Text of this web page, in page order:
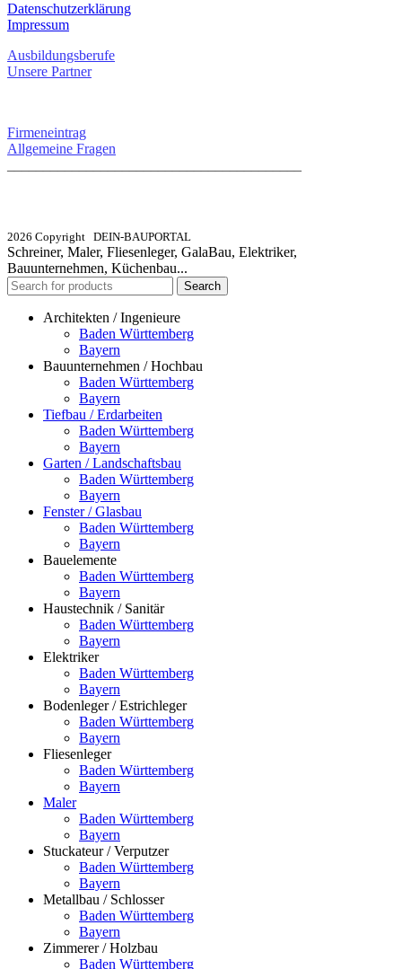
Datenschutzerklärung
Impressum
Ausbildungsberufe
Unsere Partner
Firmeneintrag
Allgemeine Fragen
2026 Copyright DEIN-BAUPORTAL
Schreiner, Maler, Fliesenleger, GalaBau, Elektriker,
Bauunternehmen, Küchenbau...
Search
Architekten / Ingenieure
Baden Württemberg
Bayern
Bauunternehmen / Hochbau
Baden Württemberg
Bayern
Tiefbau / Erdarbeiten
Baden Württemberg
Bayern
Garten / Landschaftsbau
Baden Württemberg
Bayern
Fenster / Glasbau
Baden Württemberg
Bayern
Bauelemente
Baden Württemberg
Bayern
Haustechnik / Sanitär
Baden Württemberg
Bayern
Elektriker
Baden Württemberg
Bayern
Bodenleger / Estrichleger
Baden Württemberg
Bayern
Fliesenleger
Baden Württemberg
Bayern
Maler
Baden Württemberg
Bayern
Stuckateur / Verputzer
Baden Württemberg
Bayern
Metallbau / Schlosser
Baden Württemberg
Bayern
Zimmerer / Holzbau
Baden Württemberg